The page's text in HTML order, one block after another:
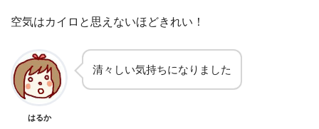
空気はカイロと思えないほどきれい！
はるか
清々しい気持ちになりました